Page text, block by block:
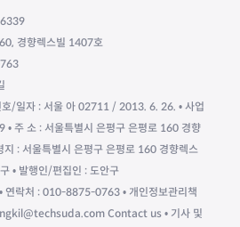
경향렉스빌 1407호
/일자 : 서울 아 02711 / 2013. 6. 26. • 사업
주 소 : 서울특별시 은평구 은평로 160 경향
지 : 서울특별시 은평구 은평로 160 경향렉스
• 발행인/편집인 : 도안구
락처 : 010-8875-0763 • 개인정보관리책
Contact us • 기사 및